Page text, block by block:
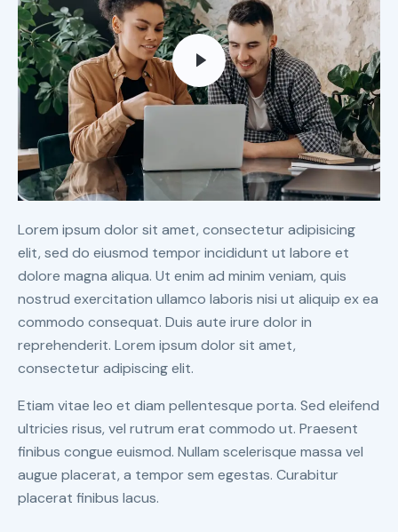
Lorem ipsum dolor sit amet, consectetur adipisicing
elit, sed do eiusmod tempor incididunt ut labore et
dolore magna aliqua. Ut enim ad minim veniam, quis
nostrud exercitation ullamco laboris nisi ut aliquip ex ea
commodo consequat. Duis aute irure dolor in
reprehenderit. Lorem ipsum dolor sit amet,
consectetur adipiscing elit.
Etiam vitae leo et diam pellentesque porta. Sed eleifend
ultricies risus, vel rutrum erat commodo ut. Praesent
finibus congue euismod. Nullam scelerisque massa vel
augue placerat, a tempor sem egestas. Curabitur
placerat finibus lacus.